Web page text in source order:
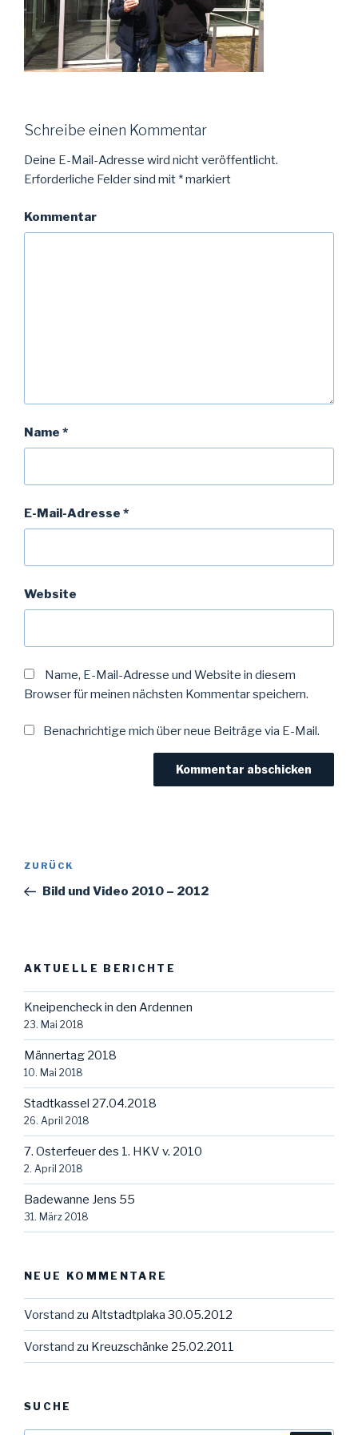
Schreibe einen Kommentar
Deine E-Mail-Adresse wird nicht veröffentlicht.
Erforderliche Felder sind mit *markiert
Kommentar
Name *
E-Mail-Adresse *
Website
Name, E-Mail-Adresse und Website in diesem
Browser für meinen nächsten Kommentar speichern.
Benachrichtige mich über neue Beiträge via E-Mail.
Beitragsnavigation
Vorheriger
Beitrag
ZURÜCK
Bild und Video 2010 – 2012
AKTUELLE BERICHTE
Kneipencheck in den Ardennen
23. Mai 2018
Männertag 2018
10. Mai 2018
Stadtkassel 27.04.2018
26. April 2018
7. Osterfeuer des 1. HKV v. 2010
2. April 2018
Badewanne Jens 55
31. März 2018
NEUE KOMMENTARE
Vorstand zu Altstadtplaka 30.05.2012
Vorstand zu Kreuzschänke 25.02.2011
SUCHE